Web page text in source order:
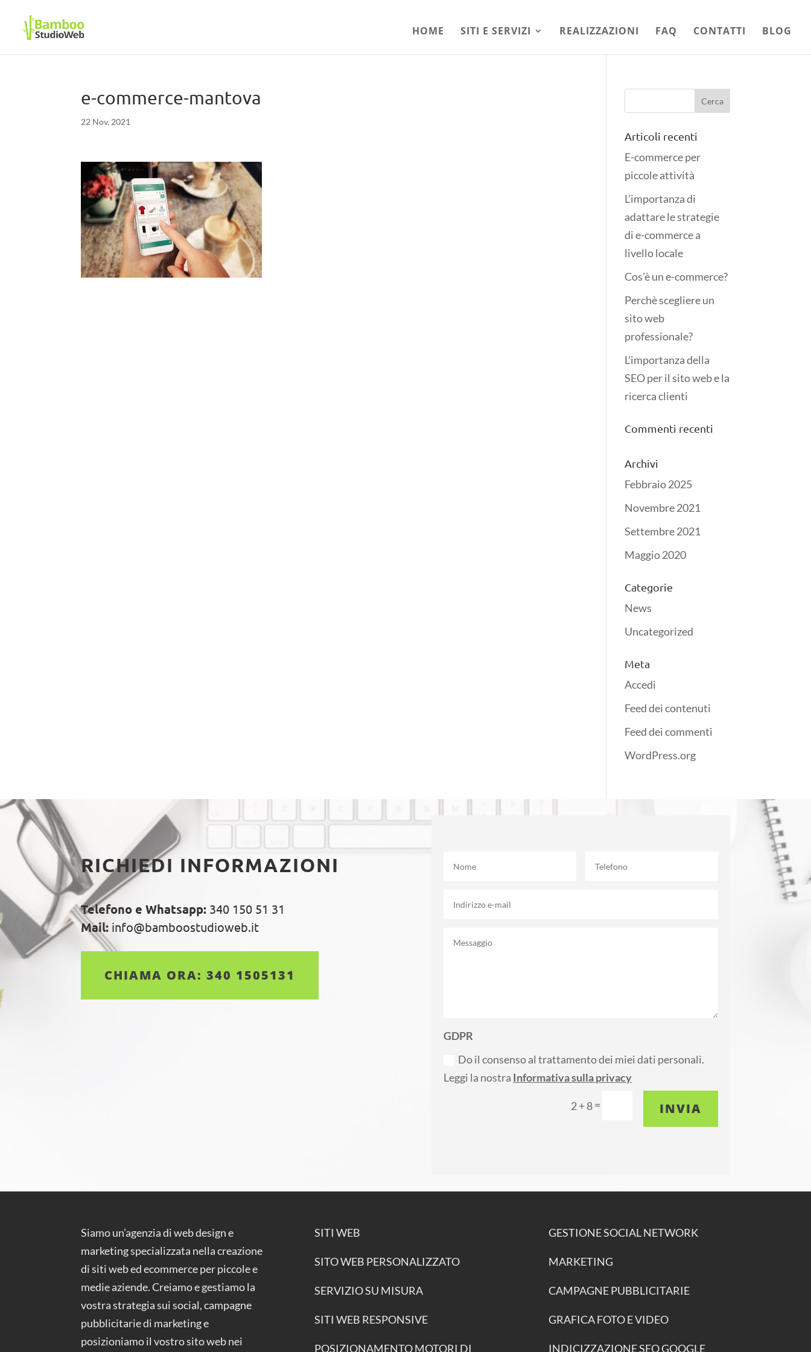
HOME SITI E SERVIZI REALIZZAZIONI FAQ CONTATTI BLOG
e-commerce-mantova
22 Nov, 2021
Articoli recenti
E-commerce per
piccole attività
L’importanza di
adattare le strategie
di e-commerce a
livello locale
Cos’è un e-commerce?
Perchè scegliere un
sito web
professionale?
L’importanza della
SEO per il sito web e la
ricerca clienti
Commenti recenti
Archivi
Febbraio 2025
Novembre 2021
Settembre 2021
Maggio 2020
Categorie
News
Uncategorized
Meta
Accedi
Feed dei contenuti
Feed dei commenti
WordPress.org
RICHIEDI INFORMAZIONI
Telefono e Whatsapp: 340 150 51 31
Mail: info@bamboostudioweb.it
CHIAMA ORA: 340 1505131
GDPR
Do il consenso al trattamento dei miei dati personali.
Leggi la nostra Informativa sulla privacy
2 + 8= INVIA
Siamo un’agenzia di web design e
marketing specializzata nella creazione
di siti web ed ecommerce per piccole e
medie aziende. Creiamo e gestiamo la
vostra strategia sui social, campagne
pubblicitarie di marketing e
posizioniamo il vostro sito web nei
SITI WEB
SITO WEB PERSONALIZZATO
SERVIZIO SU MISURA
SITI WEB RESPONSIVE
POSIZIONAMENTO MOTORI DI
GESTIONE SOCIAL NETWORK
MARKETING
CAMPAGNE PUBBLICITARIE
GRAFICA FOTO E VIDEO
INDICIZZAZIONE SEO GOOGLE